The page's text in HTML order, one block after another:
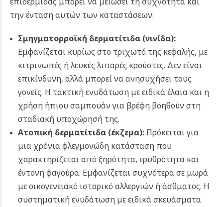
την ένταση αυτών των καταστάσεων:
Σμηγματορροϊκή δερματίτιδα (νινίδα):
Εμφανίζεται κυρίως στο τριχωτό της κεφαλής, με
κιτρινωπές ή λευκές λιπαρές κρούστες. Δεν είναι
επικίνδυνη, αλλά μπορεί να ανησυχήσει τους
γονείς. Η τακτική ενυδάτωση με ειδικά έλαια και η
χρήση ήπιου σαμπουάν για βρέφη βοηθούν στη
σταδιακή υποχώρησή της.
Ατοπική δερματίτιδα (έκζεμα):Πρόκειται για
μια χρόνια φλεγμονώδη κατάσταση που
χαρακτηρίζεται από ξηρότητα, ερυθρότητα και
έντονη φαγούρα. Εμφανίζεται συχνότερα σε μωρά
με οικογενειακό ιστορικό αλλεργιών ή άσθματος. Η
συστηματική ενυδάτωση με ειδικά σκευάσματα